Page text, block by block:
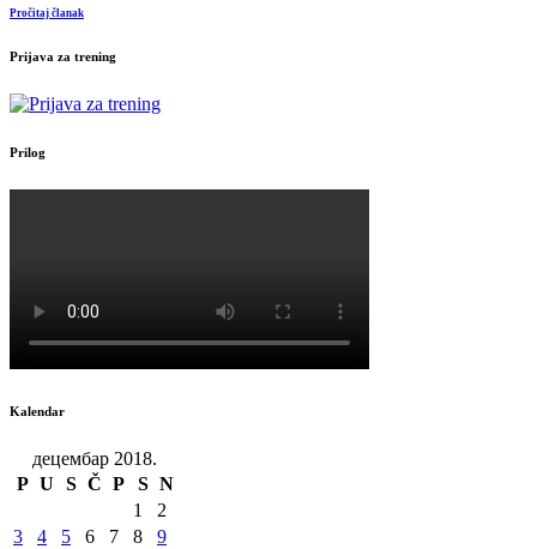
Pročitaj članak
Prijava za trening
Prilog
Kalendar
децембар 2018.
P U S Č P S N
1
2
3
4 5 6 7 8 9